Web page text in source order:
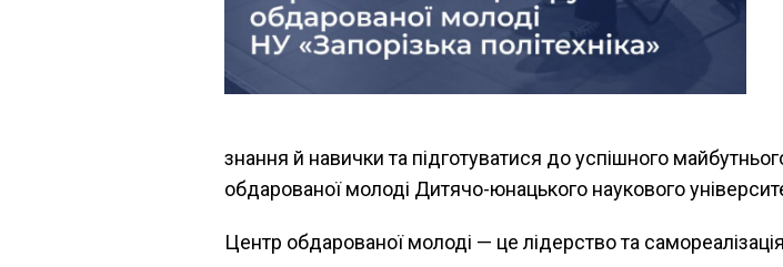
знання й навички та підготуватися до успішного
обдарованої молоді Дитячо-юнацького наукового
Центр обдарованої молоді — це лідерство та